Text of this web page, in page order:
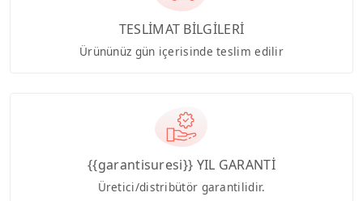
TESLİMAT BİLGİLERİ
Ürününüz gün içerisinde teslim edilir
{{garantisuresi}} YIL GARANTİ
Üretici/distribütör garantilidir.